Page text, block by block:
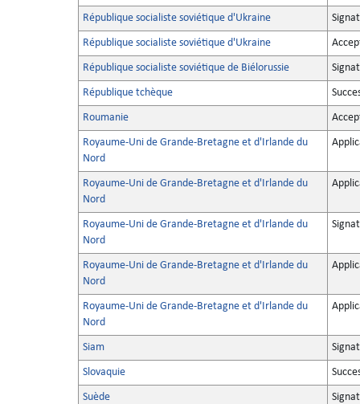
République socialiste soviétique d'Ukraine
République socialiste soviétique d'Ukraine
République socialiste soviétique de Biélorussie
République tchèque
Roumanie
Royaume-Uni de Grande-Bretagne et d'Irlande du
Nord
Royaume-Uni de Grande-Bretagne et d'Irlande du
Nord
Royaume-Uni de Grande-Bretagne et d'Irlande du
Nord
Royaume-Uni de Grande-Bretagne et d'Irlande du
Nord
Royaume-Uni de Grande-Bretagne et d'Irlande du
Nord
Siam
Slovaquie
Suède